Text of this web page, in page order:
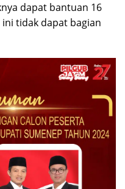
dapat bantuan 16
tidak dapat bagian